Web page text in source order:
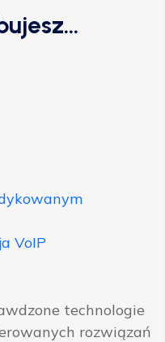
VoIP
technologie
rozwiązań